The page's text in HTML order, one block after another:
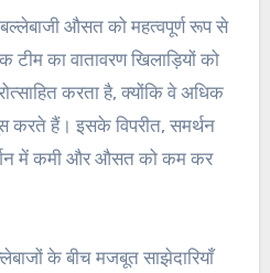
औसत को महत्वपूर्ण रूप से
का वातावरण खिलाड़ियों को
करता है, क्योंकि वे अधिक
करते हैं। इसके विपरीत, समर्थन
में कमी और औसत को कम कर
के बीच मजबूत साझेदारियाँ